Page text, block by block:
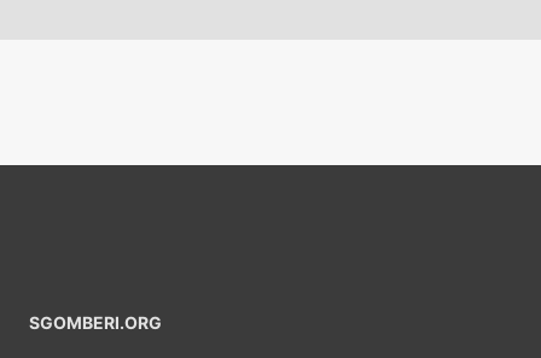
SGOMBERI.ORG